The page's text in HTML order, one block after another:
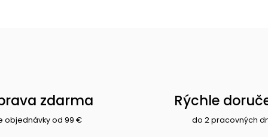
zdarma
objednávky od 99 €
Rýchle
do 2 pracovných